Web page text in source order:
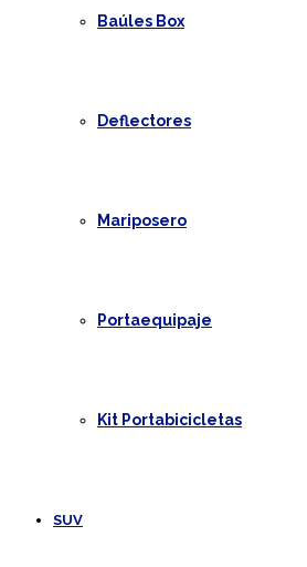
Baúles Box
Deflectores
Mariposero
Portaequipaje
Kit Portabicicletas
SUV